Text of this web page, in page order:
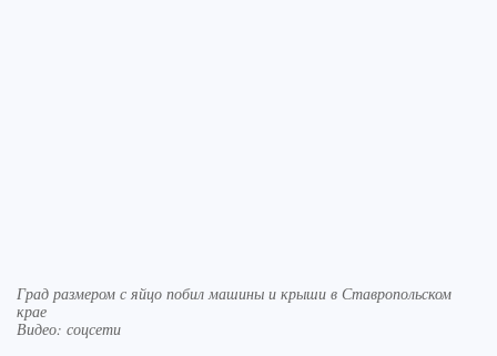
Град размером с яйцо побил машины и крыши в Ставропольском
крае
Видео: соцсети